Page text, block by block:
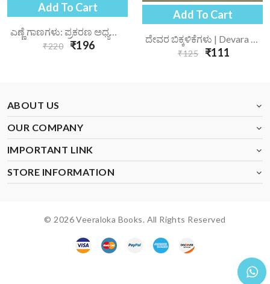
Add To Cart
ಎಣ್ಣೆ ಗಾಣಗಳು: ಪ್ರಕರಣ ಅಧ್ಯಯನ | Enne Gaanagalu Prakarana Adhyayana
₹220 ₹196
Add To Cart
₹125 ₹111
ABOUT US
OUR COMPANY
IMPORTANT LINK
STORE INFORMATION
© 2026 Veeraloka Books. All Rights Reserved